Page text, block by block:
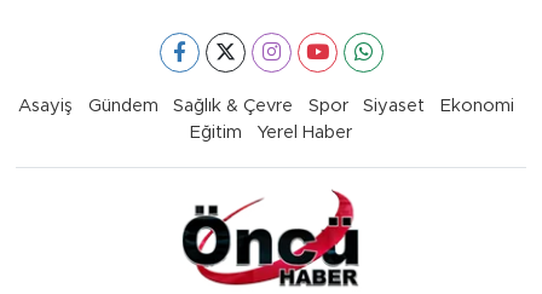
Asayiş Gündem Sağlık & Çevre Spor Siyaset
Ekonomi
Eğitim
Yerel Haber